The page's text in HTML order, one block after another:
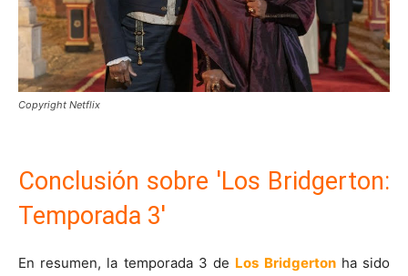
Copyright Netflix
Conclusión sobre 'Los Bridgerton:
Temporada 3'
En resumen, la temporada 3 de Los Bridgertonha sido